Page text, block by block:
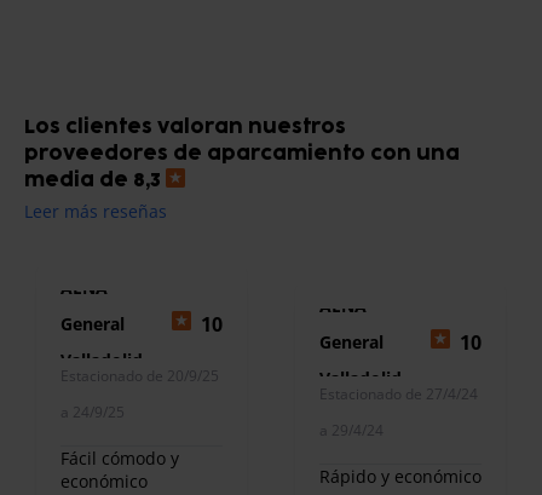
Los clientes valoran nuestros
proveedores de aparcamiento con una
media de 8,3
Leer más reseñas
AENA
General
Valladolid
10
Estacionado de 20/9/25
a 24/9/25
Fácil cómodo y
económico
AENA
General
Valladolid
10
Estacionado de 27/4/24
a 29/4/24
Rápido y económico